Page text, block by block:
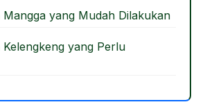
Mangga yang Mudah Dilakukan
Kelengkeng yang Perlu